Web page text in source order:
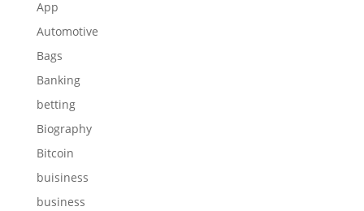
App
Automotive
Bags
Banking
betting
Biography
Bitcoin
buisiness
business